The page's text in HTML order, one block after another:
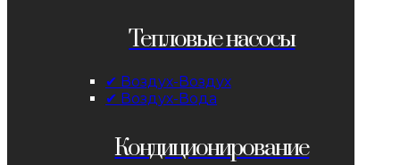
Тепловые насосы
✔ Воздух-Воздух
✔ Воздух-Вода
Кондиционирование